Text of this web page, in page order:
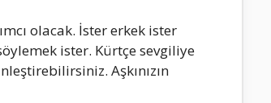
olacak. İster erkek ister
ister. Kürtçe sevgiliye
Aşkınızın